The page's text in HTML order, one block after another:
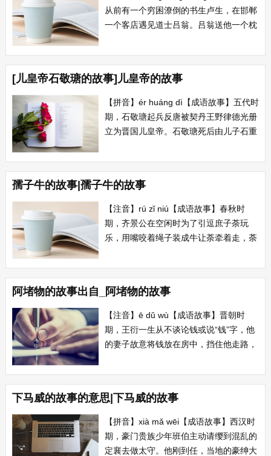
从前有一个穷困潦倒的书生卢生，在邯郸
一个客店遇见道士吕翁。吕翁送他一个枕
一会，在梦中他中进士做宰相娶美妻，儿
孙满堂，生活美满。梦醒后，主人的黄粱
饭都还没做熟。 【典故...
[儿皇帝石敬瑭的故事]儿皇帝的故事
【拼音】ér huáng dì【成语故事】五代时
期，石敬瑭起兵反唐被契丹王野律德光册
立为晋国儿皇帝。石敬瑭死后由儿子石重
出帝率军抵抗失败，皇太后李氏写降书请
求皇帝阿翁放他们一条生路，表示自己说
过的话驷马难追。 【典故】...
孺子牛的故事|孺子牛的故事
【注音】rú zǐ niú【成语故事】春秋时
期，齐景公在空闲时为了引逗庶子荼玩
乐，用嘴咬着绳子装成牛让荼牵着走，荼
摔倒在地，齐景公咬得太紧，冷不防把他
的几颗牙齿给拉断了。 【出处】人在
变，思想在变，多少英雄甘当孺子
牛。 郭小川《登九...
阿堵物的故事出自_阿堵物的故事
【注音】ē dǔ wù【成语故事】晋朝时
期，王衍一生从不谈论钱或说“钱”字，他
的妻子故意将钱放在房中，挡住他走路，
钱，因钱堵住走路，就教他妻子把阿堵物
拿开，就是不说出一个“钱”...
下马威的故事的意思|下马威的故事
【拼音】xià mǎ wēi【成语故事】西汉时
期，豪门贵族少年班伯主动请缨到混乱的
定襄去做太守。他刚到任，当地的豪绅大